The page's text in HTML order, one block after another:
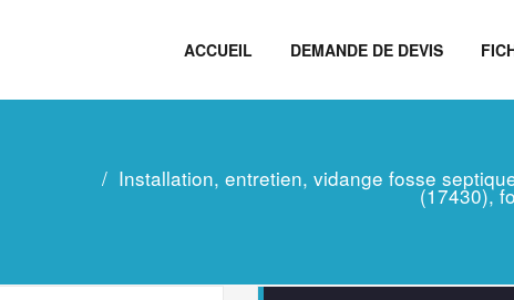
ACCUEIL DEMANDE DE DEVIS
Installation, entretien, vidange fosse
(17430),